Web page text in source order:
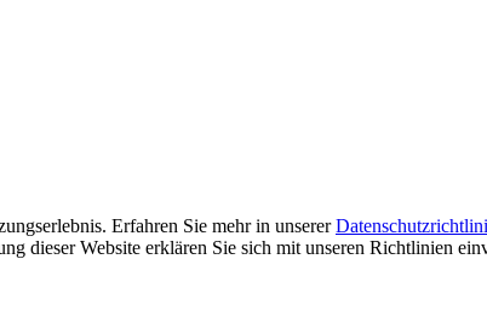
Erfahren Sie mehr in unserer
dieser Website erklären Sie sich mit unseren Richtlinien